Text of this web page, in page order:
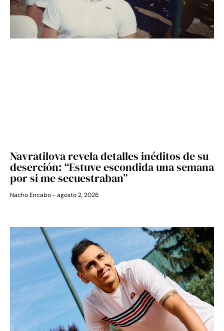
Navratilova revela detalles inéditos de su
deserción: “Estuve escondida una semana
por si me secuestraban”
Nacho Encabo agosto 2, 2026